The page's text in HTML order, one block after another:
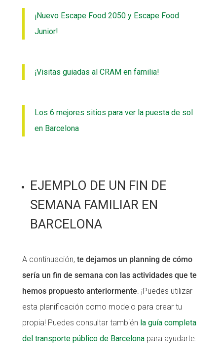
¡Nuevo Escape Food 2050 y Escape Food
Junior!
¡Visitas guiadas al CRAM en familia!
Los 6 mejores sitios para ver la puesta de sol
en Barcelona
EJEMPLO DE UN FIN DE
SEMANA FAMILIAR EN
BARCELONA
A continuación, te dejamos un planning de cómo
sería un fin de semana con las actividades que te
hemos propuesto anteriormente. ¡Puedes utilizar
esta planificación como modelo para crear tu
propia! Puedes consultar también la guía completa
del transporte público de Barcelonapara ayudarte.